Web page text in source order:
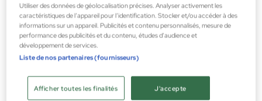
Markwins
Frozen 2 Advent Calendar
Calendriers de l''Avent
Utiliser des données de géolocalisation précises. Analyser activement les
caractéristiques de l’appareil pour l’identification. Stocker et/ou accéder à des
informations sur un appareil. Publicités et contenu personnalisés, mesure de
performance des publicités et du contenu, études d’audience et
développement de services.
Liste de nos partenaires (fournisseurs)
J'accepte
Afficher toutes les finalités